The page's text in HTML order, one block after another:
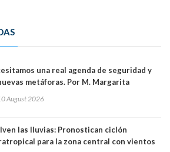
una real agenda de seguridad y
metáforas. Por M. Margarita
August 2026
las lluvias: Pronostican ciclón
para la zona central con vientos